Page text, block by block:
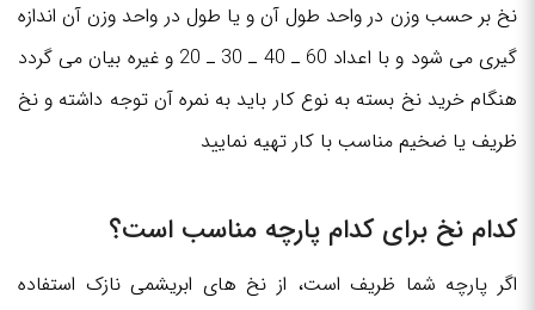
نخ بر حسب وزن در واحد طول آن و یا طول در واحد وزن آن اندازه
گیری می شود و با اعداد 60 ـ 40 ـ 30 ـ 20 و غیره بیان می گردد
هنگام خرید نخ بسته به نوع کار باید به نمره آن توجه داشته و نخ
ظریف یا ضخیم مناسب با کار تهیه نمایید
کدام نخ برای کدام پارچه مناسب است؟
اگر پارچه شما ظریف است، از نخ های ابریشمی نازک استفاده